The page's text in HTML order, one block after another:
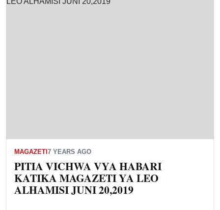
MAGAZETI 7 YEARS AGO
PITIA VICHWA VYA HABARI
KATIKA MAGAZETI YA LEO
ALHAMISI JUNI 20,2019